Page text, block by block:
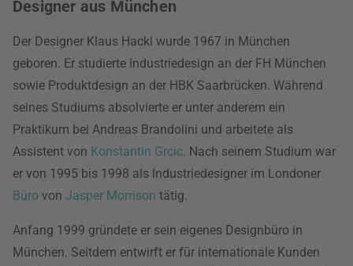
Designer aus München
Der Designer Klaus Hackl wurde 1967 in München
geboren. Er studierte Industriedesign an der FH München
sowie Produktdesign an der HBK Saarbrücken. Während
seines Studiums absolvierte er unter anderem ein
Praktikum bei Andreas Brandolini und arbeitete als
Assistent von Konstantin Grcic. Nach seinem Studium war
er von 1995 bis 1998 als Industriedesigner im Londoner
Büro von Jasper Morrison tätig.
Anfang 1999 gründete er sein eigenes Designbüro in
München. Seitdem entwirft er für internationale Kunden